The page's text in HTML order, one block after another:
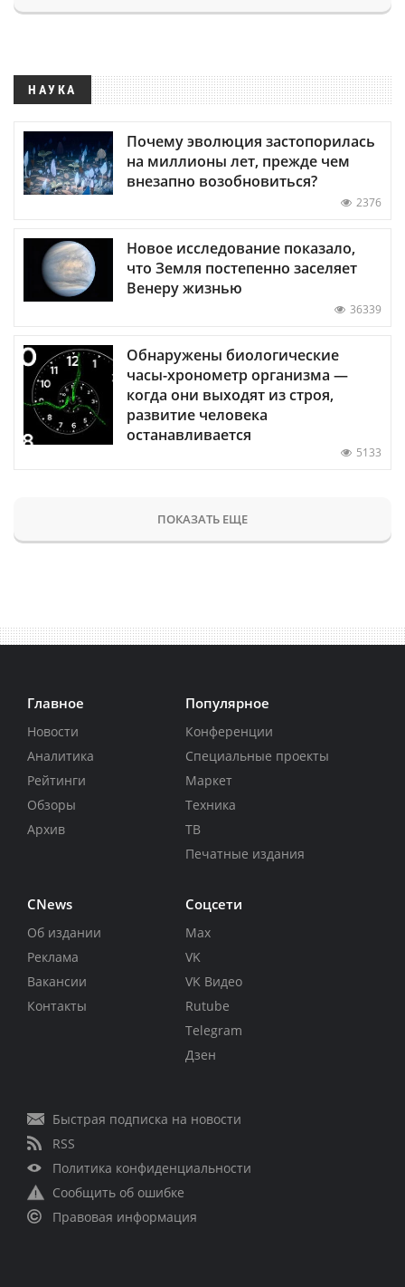
НАУКА
Почему эволюция застопорилась
на миллионы лет, прежде чем
внезапно возобновиться?
2376
Новое исследование показало,
что Земля постепенно заселяет
Венеру жизнью
36339
Обнаружены биологические
часы-хронометр организма —
когда они выходят из строя,
развитие человека
останавливается
5133
ПОКАЗАТЬ ЕЩЕ
Главное
Новости
Аналитика
Рейтинги
Обзоры
Архив
Популярное
Конференции
Специальные проекты
Маркет
Техника
ТВ
Печатные издания
CNews
Об издании
Реклама
Вакансии
Контакты
Соцсети
Max
VK
VK Видео
Rutube
Telegram
Дзен
Быстрая подписка на новости
RSS
Политика конфиденциальности
Сообщить об ошибке
Правовая информация